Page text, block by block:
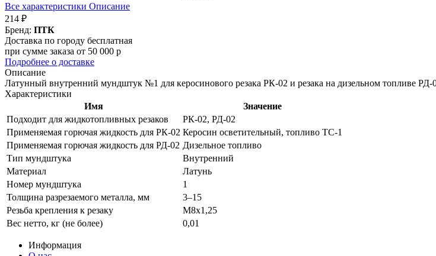
Все характеристики Описание
214 ₽
Бренд: ПТК
Доставка по городу бесплатная
при сумме заказа от 50 000 р
Подробнее о доставке
Описание
Латунный внутренний мундштук №1 для керосинового резака РК-02 и резака на дизельном топливе
Характеристики
Имя
Значение
Подходит для жидкотопливных резаков
РК-02, РД-02
Применяемая горючая жидкость для РК-02 Керосин осветительный, топливо ТС-1
Применяемая горючая жидкость для РД-02 Дизельное топливо
Тип мундштука
Внутренний
Материал
Латунь
Номер мундштука
1
Толщина разрезаемого металла, мм
3–15
Резьба крепления к резаку
М8х1,25
Вес нетто, кг (не более)
0,01
Информация